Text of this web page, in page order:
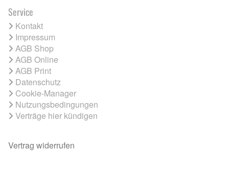
Service
Kontakt
Impressum
AGB Shop
AGB Online
AGB Print
Datenschutz
Cookie-Manager
Nutzungsbedingungen
Verträge hier kündigen
Vertrag widerrufen